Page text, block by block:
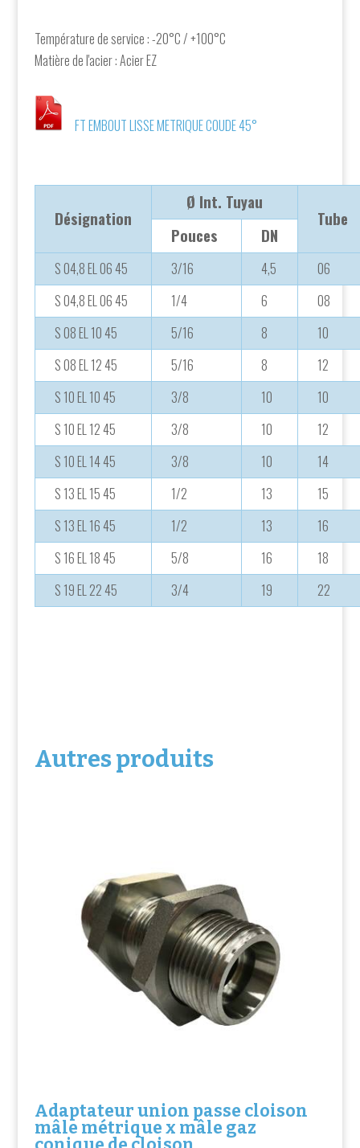
Température de service : -20°C / +100°C
Matière de l'acier : Acier EZ
FT EMBOUT LISSE METRIQUE COUDE 45°
Désignation
Ø Int. Tuyau
Tube
Pouces DN
S 04,8 EL 06 45 3/16 4,5
06
S 04,8 EL 06 45
1/4 6
08
S 08 EL 10 45
5/16 8
10
S 08 EL 12 45
5/16 8
12
S 10 EL 10 45
3/8 10
10
S 10 EL 12 45
3/8 10
12
S 10 EL 14 45
3/8 10
14
S 13 EL 15 45
1/2 13
15
S 13 EL 16 45
1/2 13
16
S 16 EL 18 45
5/8 16
18
S 19 EL 22 45
3/4 19 22
Autres produits
Adaptateur union passe cloison
mâle métrique x mâle gaz